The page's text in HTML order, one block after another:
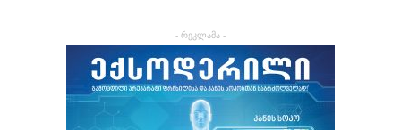
- რეკლამა -